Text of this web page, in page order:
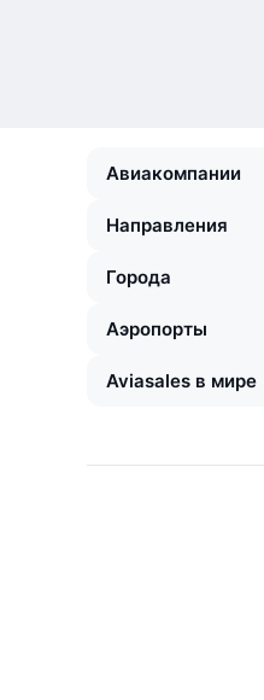
Авиакомпании
Направления
Города
Аэропорты
Aviasales в мире